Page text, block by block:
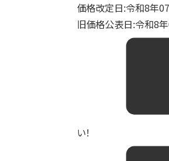
価格改定日:令和8年
旧価格公表日:令和8
い！